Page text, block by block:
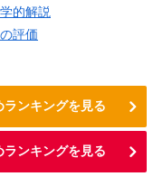
的解説
評価
ンキングを見る
ンキングを見る